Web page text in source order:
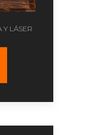
Y LÁSER